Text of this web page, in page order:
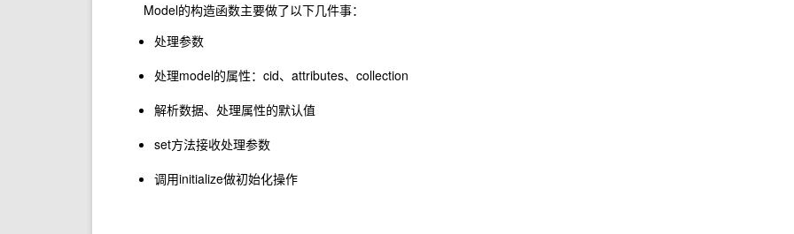
Model的构造函数主要做了以下几件事：
处理参数
处理model的属性：cid、attributes、collection
解析数据、处理属性的默认值
set方法接收处理参数
调用initialize做初始化操作